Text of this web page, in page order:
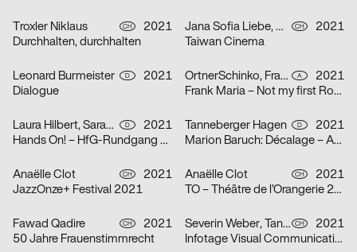
Troxler Niklaus CH
2021
Durchhalten, durchhalten
Jana Sofia Liebe, Wetli Tanaka Minami CH
2021
Taiwan Cinema
Leonard Burmeister D
2021
Dialogue
OrtnerSchinko, Frank Maria A
2021
Frank Maria – Not my first Rodeo
Laura Hilbert, Sarah Stendel D
2021
Hands On! – HfG-Rundgang 2021
Tanneberger Hagen D
2021
Marion Baruch: Décalage – Ausstellung in der der HGB Galerie
Anaëlle Clot CH
2021
JazzOnze+ Festival 2021
Anaëlle Clot CH
2021
TO – Théâtre de l’Orangerie 2021
Fawad Qadire CH
2021
50 Jahre Frauenstimmrecht
Severin Weber, Tanja Vogt, Elia Geiger, Ladina Döring, Nicola Canziani CH
2021
Infotage Visual Communication 2021 Zürcher Hochschule der Künste